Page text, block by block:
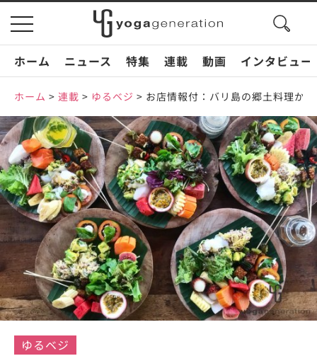
toggle
navigation
search
ホーム
ニュース 特集 連載 動画 インタビュー
ホーム > 連載 > ゆるベジ > お店情報付：バリ島の郷土料理か
ゆるベジ